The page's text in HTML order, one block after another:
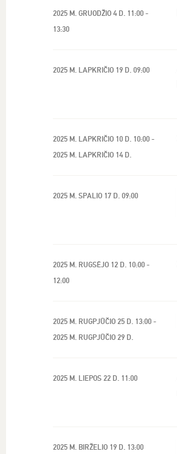
2025 M. GRUODŽIO 4 D. 11:00 -
13:30
2025 M. LAPKRIČIO 19 D. 09:00
2025 M. LAPKRIČIO 10 D. 10:00 -
2025 M. LAPKRIČIO 14 D.
2025 M. SPALIO 17 D. 09:00
2025 M. RUGSĖJO 12 D. 10:00 -
12:00
2025 M. RUGPJŪČIO 25 D. 13:00 -
2025 M. RUGPJŪČIO 29 D.
2025 M. LIEPOS 22 D. 11:00
2025 M. BIRŽELIO 19 D. 13:00